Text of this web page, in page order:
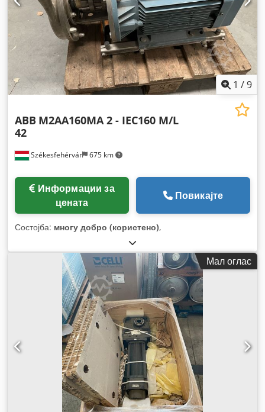
1 /9
Székesfehérvár 675 km
ABB M2AA160MA 2 - IEC160 M/L
42
цената
Повикајте
Состојба: многу добро (користено),
Мал оглас